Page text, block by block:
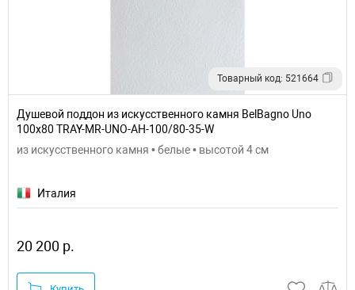
Товарный код: 521664
Душевой поддон из искусственного камня BelBagno Uno
100x80 TRAY-MR-UNO-AH-100/80-35-W
из искусственного камня • белые • высотой 4 см
Италия
20 200 р.